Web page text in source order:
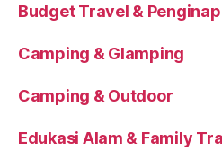
Budget Travel &
Camping & Glamping
Camping & Outdoor
Edukasi Alam & Family